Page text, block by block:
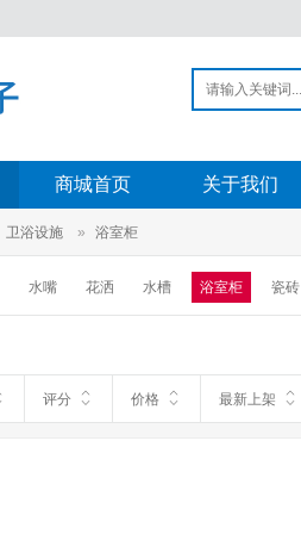
商城首页 关于我们
卫浴设施 浴室柜
水嘴 花洒 水槽 浴室柜 瓷砖
评分 价格 最新上架